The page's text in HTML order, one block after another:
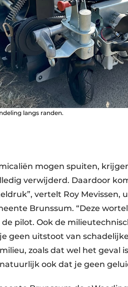
langs randen.
mogen spuiten,
verwijderd. Daardoor
vertelt Roy Mevissen,
Brunssum. “Deze
pilot. Ook de
geen uitstoot van
zoals dat wel het geval
ook dat je geen